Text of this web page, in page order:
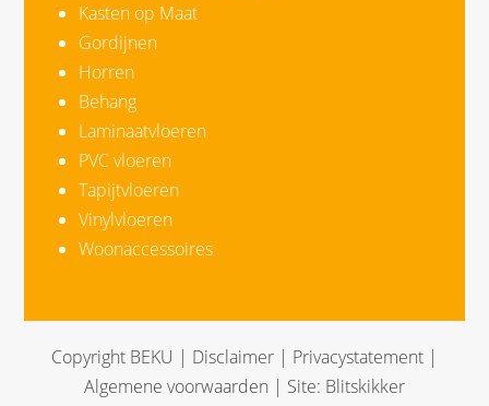
Kasten op Maat
Gordijnen
Horren
Behang
Laminaatvloeren
PVC vloeren
Tapijtvloeren
Vinylvloeren
Woonaccessoires
Copyright BEKU | Disclaimer | Privacystatement |
Algemene voorwaarden | Site: Blitskikker